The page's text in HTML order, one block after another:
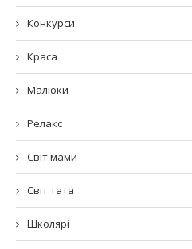
Конкурси
Краса
Малюки
Релакс
Світ мами
Світ тата
Школярі